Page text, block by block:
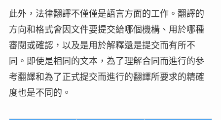
此外，法律翻譯不僅僅是語言方面的工作。翻譯的
方向和格式會因文件要提交給哪個機構、用於哪種
審閱或確認，以及是用於解釋還是提交而有所不
同。即使是相同的文本，為了理解合同而進行的參
考翻譯和為了正式提交而進行的翻譯所要求的精確
度也是不同的。